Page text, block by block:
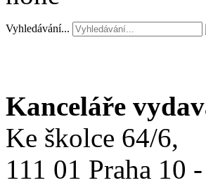
Vyhledávání...
Kanceláře
Ke školce 64/6,
111 01 Praha 10